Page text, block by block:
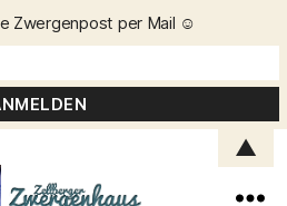
Zwergenpost per Mail ☺️
▲